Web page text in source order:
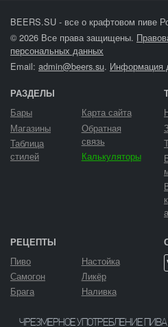
BEERS.SU - все о крафтовом пиве
© 2026 Все права защищены.
персональных данных
Email: admin@beers.su. Информация
РАЗДЕЛЫ
Бары
Магазины
Таблица
стилей
Карта сайта
Обратная
связь
Калькуляторы
РЕЦЕПТЫ
Пиво
Самогон
Брага
Настойка
Ликёр
Наливка
ЧРЕЗМЕРНОЕ УПОТРЕБЛЕНИЕ